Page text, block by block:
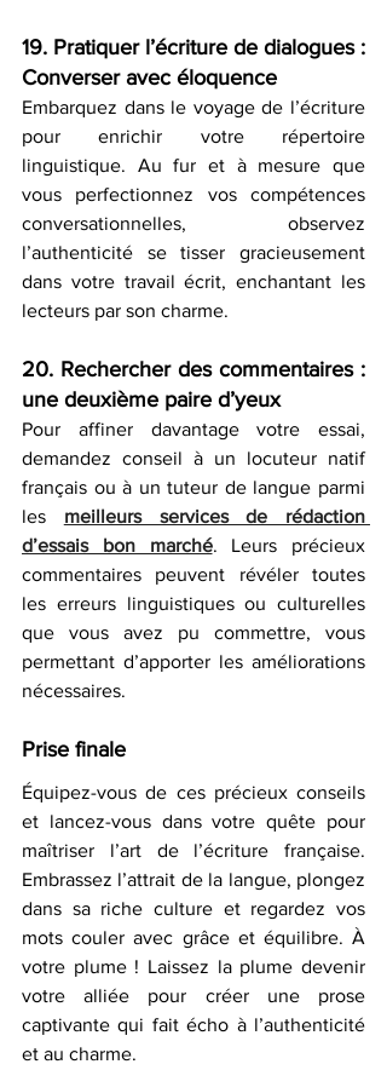
19. Pratiquer l’écriture de dialogues :
Converser avec éloquence
Embarquez dans le voyage de l’écriture
pour enrichir votre répertoire
linguistique. Au fur et à mesure que
vous perfectionnez vos compétences
conversationnelles, observez
l’authenticité se tisser gracieusement
dans votre travail écrit, enchantant les
lecteurs par son charme.
20. Rechercher des commentaires :
une deuxième paire d’yeux
Pour affiner davantage votre essai,
demandez conseil à un locuteur natif
français ou à un tuteur de langue parmi
les meilleurs services de rédaction
d’essais bon marché. Leurs précieux
commentaires peuvent révéler toutes
les erreurs linguistiques ou culturelles
que vous avez pu commettre, vous
permettant d’apporter les améliorations
nécessaires.
Prise finale
Équipez-vous de ces précieux conseils
et lancez-vous dans votre quête pour
maîtriser l’art de l’écriture française.
Embrassez l’attrait de la langue, plongez
dans sa riche culture et regardez vos
mots couler avec grâce et équilibre. À
votre plume ! Laissez la plume devenir
votre alliée pour créer une prose
captivante qui fait écho à l’authenticité
et au charme.